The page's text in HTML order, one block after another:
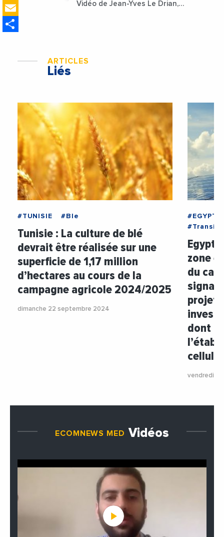
Vidéo de Jean-Yves Le Drian,
ARTICLES
Liés
#TUNISIE #Ble
Tunisie : La culture de blé
devrait être réalisée sur une
superficie de 1,17 million
d’hectares au cours de la
campagne agricole 2024/2025
dimanche 22 septembre 2024
#EGYPTE
zone
du
dont
vendredi
ECOMNEWS MED Vidéos